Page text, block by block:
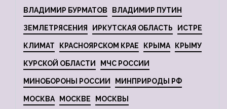
ВЛАДИМИР БУРМАТОВ ВЛАДИМИР ПУТИН
ЗЕМЛЕТРЯСЕНИЯ ИРКУТСКАЯ ОБЛАСТЬ ИСТРЕ
КЛИМАТ КРАСНОЯРСКОМ КРАЕ КРЫМА КРЫМУ
КУРСКОЙ ОБЛАСТИ МЧС РОССИИ
МИНОБОРОНЫ РОССИИ МИНПРИРОДЫ РФ
МОСКВА МОСКВЕ МОСКВЫ